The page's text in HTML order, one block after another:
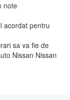
note
acordat pentru
sa va fie de
Nissan Nissan